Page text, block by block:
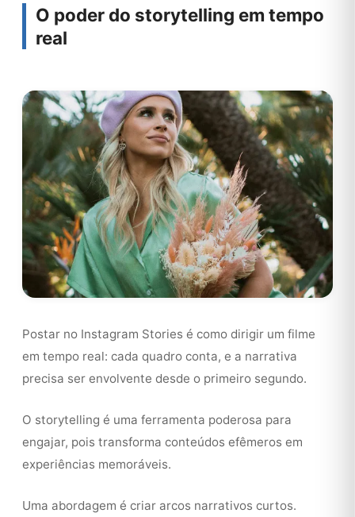
O poder do storytelling em tempo
real
Postar no Instagram Stories é como dirigir um filme
em tempo real: cada quadro conta, e a narrativa
precisa ser envolvente desde o primeiro segundo.
O storytelling é uma ferramenta poderosa para
engajar, pois transforma conteúdos efêmeros em
experiências memoráveis.
Uma abordagem é criar arcos narrativos curtos.